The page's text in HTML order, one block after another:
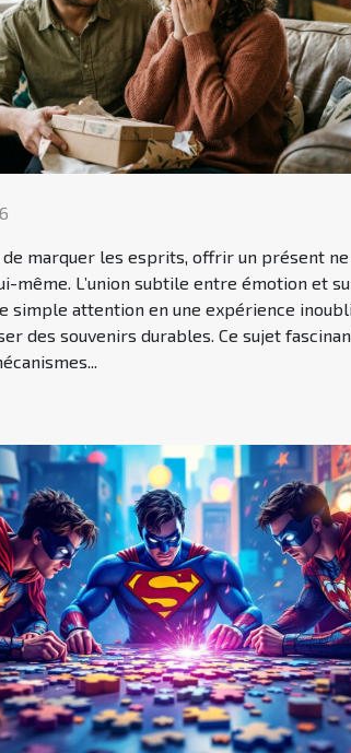
de marquer les esprits, offrir un présent
même. L’union subtile entre émotion et
simple attention en une expérience
des souvenirs durables. Ce sujet